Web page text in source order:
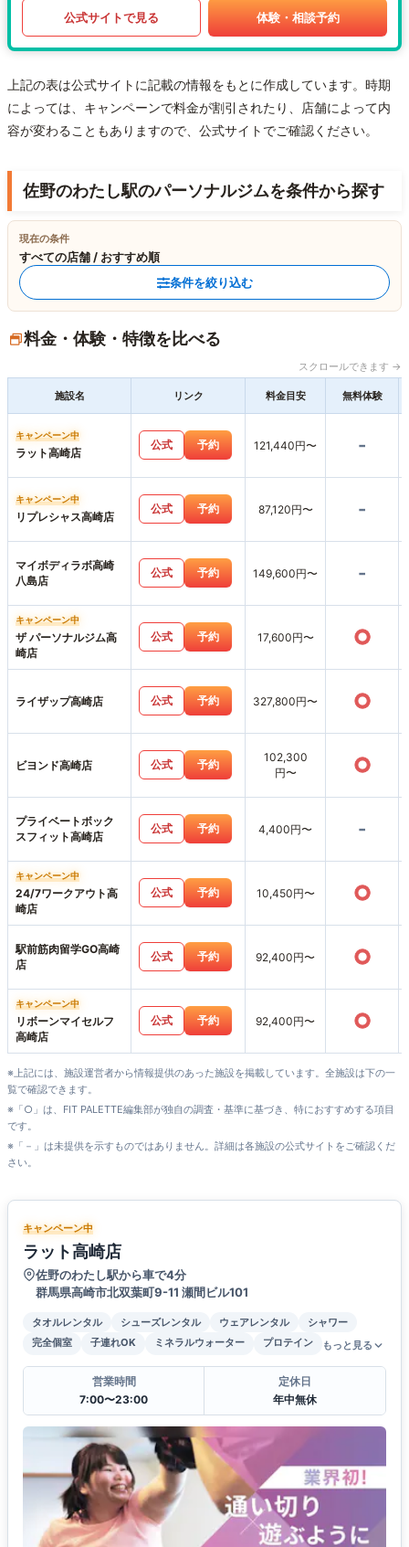
公式サイトで見る 体験・相談予約
上記の表は公式サイトに記載の情報をもとに作成しています。時期
によっては、キャンペーンで料金が割引されたり、店舗によって内
容が変わることもありますので、公式サイトでご確認ください。
佐野のわたし駅のパーソナルジムを条件から探す
現在の条件
すべての店舗 / おすすめ順
条件を絞り込む
料金・体験・特徴を比べる
スクロールできます →
施設名 リンク 料金目安 無料体験
キャンペーン中
ラット高崎店
公式 予約 121,440円〜 -
キャンペーン中
リプレシャス高崎店
公式 予約 87,120円〜 -
マイボディラボ高崎
八島店
公式 予約 149,600円〜 -
キャンペーン中
ザ パーソナルジム高
崎店
公式 予約 17,600円〜 ○
ライザップ高崎店 公式 予約 327,800円〜 ○
ビヨンド高崎店 公式 予約
102,300
円〜
○
プライベートボック
スフィット高崎店
公式 予約 4,400円〜 -
キャンペーン中
24/7ワークアウト高
崎店
公式 予約 10,450円〜 ○
駅前筋肉留学GO高崎
店
公式 予約 92,400円〜 ○
キャンペーン中
リボーンマイセルフ
高崎店
公式 予約 92,400円〜 ○
※上記には、施設運営者から情報提供のあった施設を掲載しています。全施設は下の一
覧で確認できます。
※「○」は、FIT PALETTE編集部が独自の調査・基準に基づき、特におすすめする項目
です。
※「－」は未提供を示すものではありません。詳細は各施設の公式サイトをご確認くだ
さい。
キャンペーン中
ラット高崎店
佐野のわたし駅から車で4分
群馬県高崎市北双葉町9-11 瀬間ビル101
タオルレンタル シューズレンタル ウェアレンタル
シャワー
完全個室
子連れOK ミネラルウォーター プロテイン もっと見る
営業時間
7:00〜23:00
定休日
年中無休